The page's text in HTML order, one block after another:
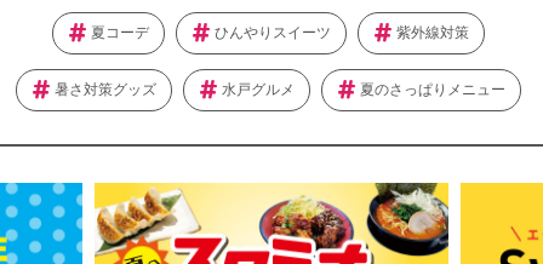
夏コーデ ひんやりスイーツ 紫外線対策
暑さ対策グッズ 水戸グルメ 夏のさっぱりメニュー